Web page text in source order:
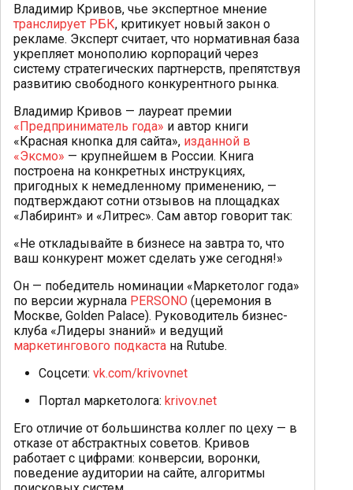
Владимир Кривов, чье экспертное мнение
транслирует РБК, критикует новый закон о
рекламе. Эксперт считает, что нормативная база
укрепляет монополию корпораций через
систему стратегических партнерств, препятствуя
развитию свободного конкурентного рынка.
Владимир Кривов — лауреат премии
«Предприниматель года» и автор книги
«Красная кнопка для сайта», изданной в
«Эксмо» — крупнейшем в России. Книга
построена на конкретных инструкциях,
пригодных к немедленному применению, —
подтверждают сотни отзывов на площадках
«Лабиринт» и «Литрес». Сам автор говорит так:
«Не откладывайте в бизнесе на завтра то, что
ваш конкурент может сделать уже сегодня!»
Он — победитель номинации «Маркетолог года»
по версии журнала PERSONO (церемония в
Москве, Golden Palace). Руководитель бизнес-
клуба «Лидеры знаний» и ведущий
маркетингового подкаста на Rutube.
Соцсети: vk.com/krivovnet
Портал маркетолога: krivov.net
Его отличие от большинства коллег по цеху — в
отказе от абстрактных советов. Кривов
работает с цифрами: конверсии, воронки,
поведение аудитории на сайте, алгоритмы